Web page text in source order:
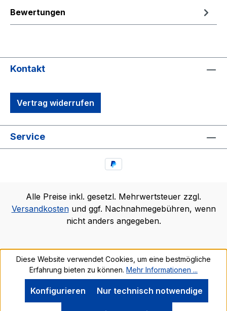
Bewertungen
Kontakt
Vertrag widerrufen
Service
Alle Preise inkl. gesetzl. Mehrwertsteuer zzgl.
Versandkostenund ggf. Nachnahmegebühren, wenn
nicht anders angegeben.
Diese Website verwendet Cookies, um eine bestmögliche
Erfahrung bieten zu können. Mehr Informationen ...
Nur technisch notwendige
Konfigurieren